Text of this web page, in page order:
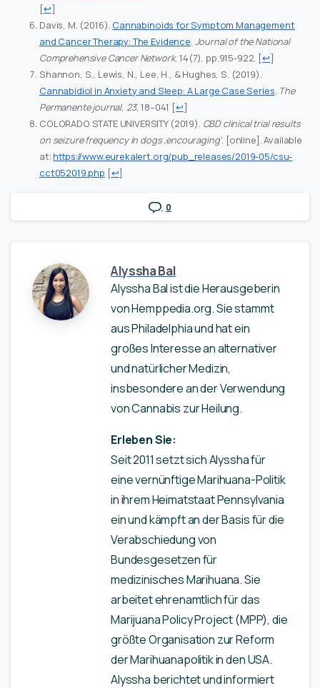
[↩]
Davis, M. (2016). Cannabinoids for Symptom Management
and Cancer Therapy: The Evidence. Journal of the National
Comprehensive Cancer Network, 14(7), pp.915-922. [↩]
Shannon, S., Lewis, N., Lee, H., & Hughes, S. (2019).
Cannabidiol in Anxiety and Sleep: A Large Case Series. The
Permanente journal, 23, 18–041 [↩]
COLORADO STATE UNIVERSITY (2019). CBD clinical trial results
on seizure frequency in dogs ‚encouraging‘. [online]. Available
at: https://www.eurekalert.org/pub_releases/2019-05/csu-
cct052019.php [↩]
0
Alyssha Bal
Alyssha Bal ist die Herausgeberin
von Hemppedia.org. Sie stammt
aus Philadelphia und hat ein
großes Interesse an alternativer
und natürlicher Medizin,
insbesondere an der Verwendung
von Cannabis zur Heilung.
Erleben Sie:
Seit 2011 setzt sich Alyssha für
eine vernünftige Marihuana-Politik
in ihrem Heimatstaat Pennsylvania
ein und kämpft an der Basis für die
Verabschiedung von
Bundesgesetzen für
medizinisches Marihuana. Sie
arbeitet ehrenamtlich für das
Marijuana Policy Project (MPP), die
größte Organisation zur Reform
der Marihuanapolitik in den USA.
Alyssha berichtet und informiert